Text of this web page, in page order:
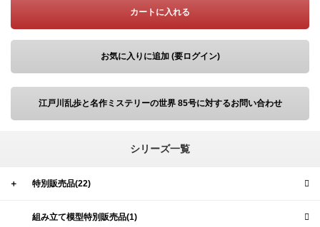
カートに入れる
お気に入りに追加 (要ログイン)
江戸川乱歩と名作ミステリーの世界 85号に対するお問い合わせ
シリーズ一覧
＋ 特別販売品(22)
組み立て模型特別販売品(1)